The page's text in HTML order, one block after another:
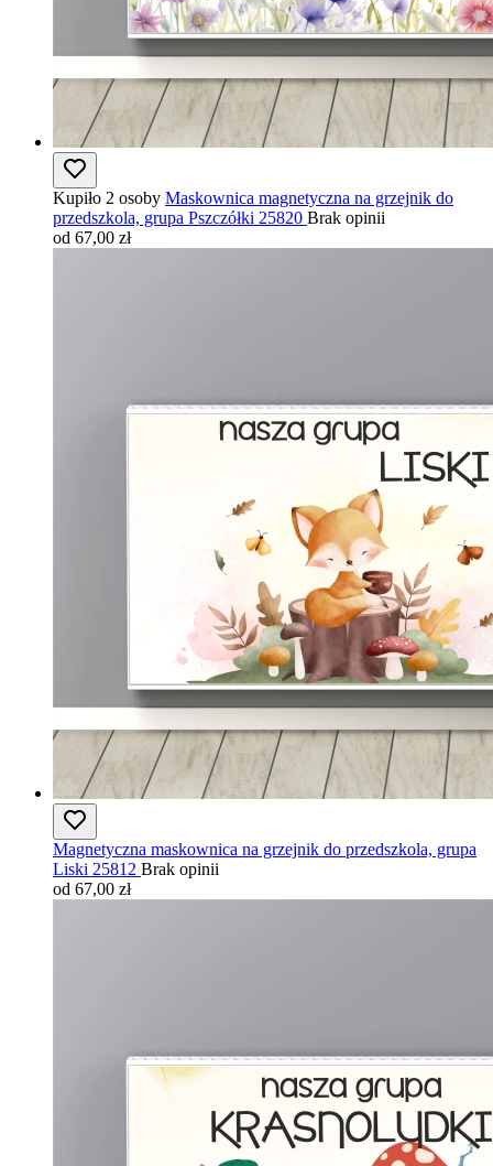
Kupiło 2 osoby Maskownica magnetyczna na grzejnik do
przedszkola, grupa Pszczółki 25820 Brak opinii
od 67,00 zł
Magnetyczna maskownica na grzejnik do przedszkola, grupa
Liski 25812 Brak opinii
od 67,00 zł